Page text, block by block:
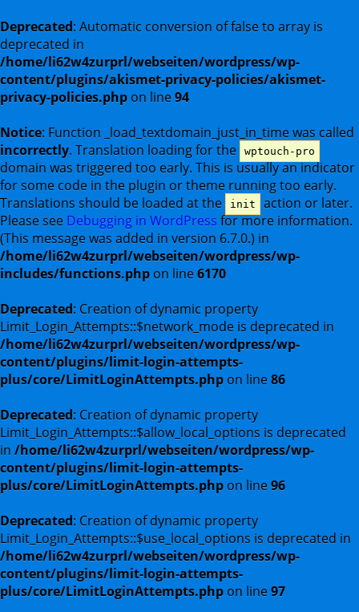
Deprecated: Automatic conversion of false to array is
deprecated in
/home/li62w4zurprl/webseiten/wordpress/wp-
content/plugins/akismet-privacy-policies/akismet-
privacy-policies.php on line94
Notice: Function _load_textdomain_just_in_time was called
incorrectly. Translation loading for the wptouch-pro
domain was triggered too early. This is usually an indicator
for some code in the plugin or theme running too early.
Translations should be loaded at the
init
action or later.
Please see Debugging in WordPress for more information.
(This message was added in version 6.7.0.) in
/home/li62w4zurprl/webseiten/wordpress/wp-
includes/functions.php on line6170
Deprecated: Creation of dynamic property
Limit_Login_Attempts::$network_mode is deprecated in
/home/li62w4zurprl/webseiten/wordpress/wp-
content/plugins/limit-login-attempts-
plus/core/LimitLoginAttempts.php on line86
Deprecated: Creation of dynamic property
Limit_Login_Attempts::$allow_local_options is deprecated
in /home/li62w4zurprl/webseiten/wordpress/wp-
content/plugins/limit-login-attempts-
plus/core/LimitLoginAttempts.php on line96
Deprecated: Creation of dynamic property
Limit_Login_Attempts::$use_local_options is deprecated in
/home/li62w4zurprl/webseiten/wordpress/wp-
content/plugins/limit-login-attempts-
plus/core/LimitLoginAttempts.php on line97